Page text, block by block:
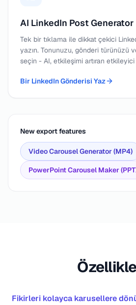
AI LinkedIn Post Generator
Tek bir tıklama ile dikkat çekici
yazın. Tonunuzu, gönderi türünüzü
seçin - AI, etkileşimi artıran
Bir LinkedIn Gönderisi Yaz
New export features
Video Carousel Generator (MP4)
PowerPoint Carousel Maker
Fikirleri kolayca karusellere